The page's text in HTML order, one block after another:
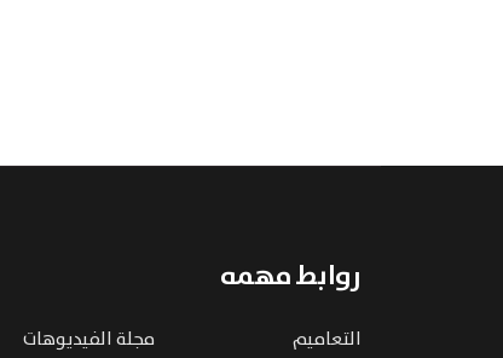
روابط مهمه
التعاميم
مجلة الفيديوهات